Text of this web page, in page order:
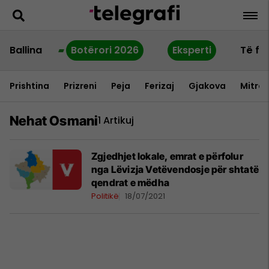
Ballina Botërori 2026 Eksperti Të
Prishtina Prizreni Peja Ferizaj Gjakova
Nehat Osmani1 Artikuj
Zgjedhjet lokale, emrat e përfolur
nga Lëvizja Vetëvendosje për shtatë
qendrat e mëdha
Politikë 18/07/2021